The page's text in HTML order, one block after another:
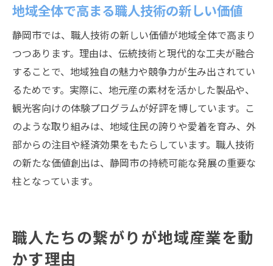
地域全体で高まる職人技術の新しい価値
静岡市では、職人技術の新しい価値が地域全体で高まり
つつあります。理由は、伝統技術と現代的な工夫が融合
することで、地域独自の魅力や競争力が生み出されてい
るためです。実際に、地元産の素材を活かした製品や、
観光客向けの体験プログラムが好評を博しています。こ
のような取り組みは、地域住民の誇りや愛着を育み、外
部からの注目や経済効果をもたらしています。職人技術
の新たな価値創出は、静岡市の持続可能な発展の重要な
柱となっています。
職人たちの繋がりが地域産業を動
かす理由